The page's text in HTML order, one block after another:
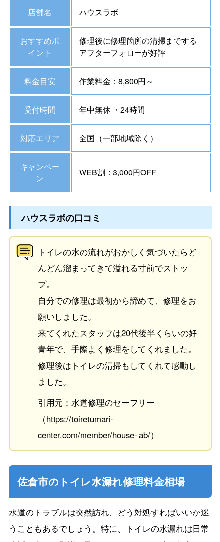
店舗名 ハウスラボ
おすすめポ
イント
修理後に修理箇所の清掃までする
アフターフォローが好評
料金目安 作業料金：8,800円～
受付時間 年中無休 ・24時間
対応エリア 全国（一部地域除く）
キャンペー
ン
WEB割：3,000円OFF
ハウスラボの口コミ
トイレの水の流れがおかしく気づいたらど
んどん溜まってきて溢れる寸前でストッ
プ。
自分での修理は最初から諦めて、修理をお
願いしました。
来てくれたスタッフは20代後半くらいの好
青年で、手際よく修理をしてくれました。
修理後はトイレの清掃もしてくれて感動し
ました。
引用元：水道修理のセーフリー
（https://toiretumari-
center.com/member/house-lab/）
佐倉市のトイレ水漏れ修理料金相場
水道のトラブルは突然訪れ、どう対処すればいいか迷
うこともあるでしょう。特に、トイレの水漏れは日常